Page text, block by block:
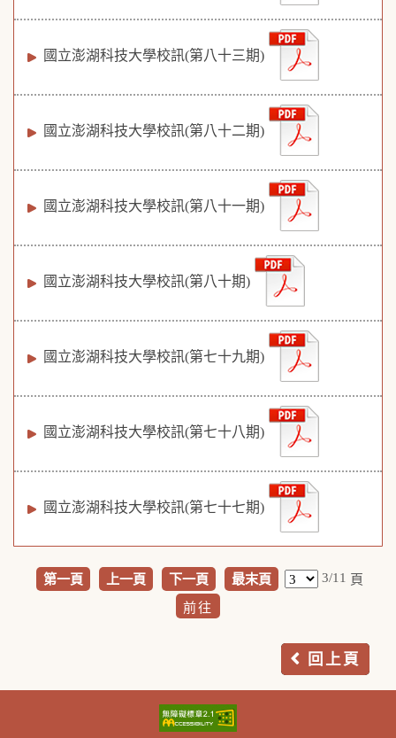
國立澎湖科技大學校訊(第八十三期)
國立澎湖科技大學校訊(第八十二期)
國立澎湖科技大學校訊(第八十一期)
國立澎湖科技大學校訊(第八十期)
國立澎湖科技大學校訊(第七十九期)
國立澎湖科技大學校訊(第七十八期)
國立澎湖科技大學校訊(第七十七期)
第一頁 上一頁 下一頁 最末頁 3/11 頁
回上頁